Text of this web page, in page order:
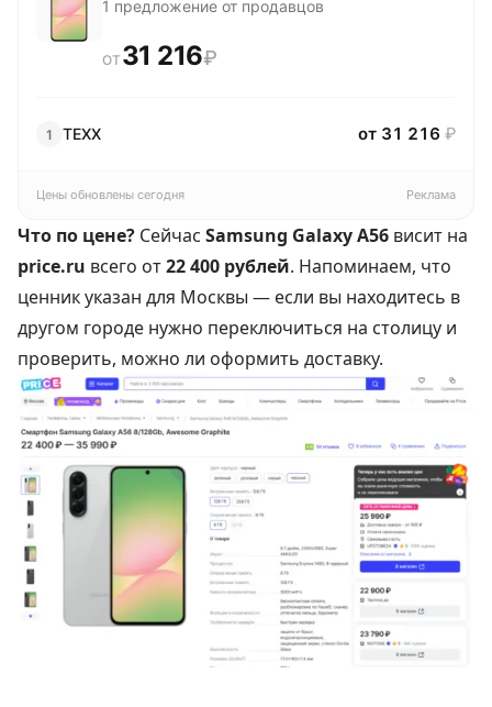
1 предложение от продавцов
ОТ 31 216₽
1 TEХX от 31 216 ₽
Цены обновлены сегодня Реклама
Что по цене? Сейчас Samsung Galaxy A56 висит на
price.ru всего от22 400 рублей. Напоминаем, что
ценник указан для Москвы — если вы находитесь в
другом городе нужно переключиться на столицу и
проверить, можно ли оформить доставку.